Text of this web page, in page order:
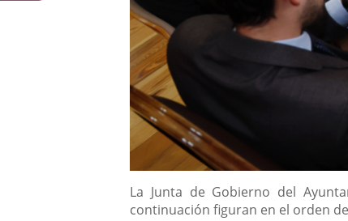
Descripción
La Junta de Gobierno del
continuación figuran en el orden